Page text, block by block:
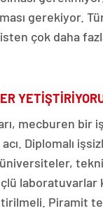
gerekiyor.
çok daha
mecburen bir
Diplomalı
laboratuvarlar
Piramit